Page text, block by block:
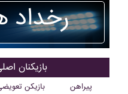
رخداد
بازیکنان
بازیکن پیراهن